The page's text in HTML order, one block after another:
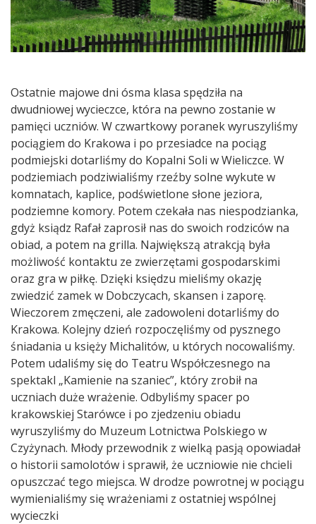
Ostatnie majowe dni ósma klasa spędziła na
dwudniowej wycieczce, która na pewno zostanie w
pamięci uczniów. W czwartkowy poranek wyruszyliśmy
pociągiem do Krakowa i po przesiadce na pociąg
podmiejski dotarliśmy do Kopalni Soli w Wieliczce. W
podziemiach podziwialiśmy rzeźby solne wykute w
komnatach, kaplice, podświetlone słone jeziora,
podziemne komory. Potem czekała nas niespodzianka,
gdyż ksiądz Rafał zaprosił nas do swoich rodziców na
obiad, a potem na grilla. Największą atrakcją była
możliwość kontaktu ze zwierzętami gospodarskimi
oraz gra w piłkę. Dzięki księdzu mieliśmy okazję
zwiedzić zamek w Dobczycach, skansen i zaporę.
Wieczorem zmęczeni, ale zadowoleni dotarliśmy do
Krakowa. Kolejny dzień rozpoczęliśmy od pysznego
śniadania u księży Michalitów, u których nocowaliśmy.
Potem udaliśmy się do Teatru Współczesnego na
spektakl „Kamienie na szaniec”, który zrobił na
uczniach duże wrażenie. Odbyliśmy spacer po
krakowskiej Starówce i po zjedzeniu obiadu
wyruszyliśmy do Muzeum Lotnictwa Polskiego w
Czyżynach. Młody przewodnik z wielką pasją opowiadał
o historii samolotów i sprawił, że uczniowie nie chcieli
opuszczać tego miejsca. W drodze powrotnej w pociągu
wymienialiśmy się wrażeniami z ostatniej wspólnej
wycieczki